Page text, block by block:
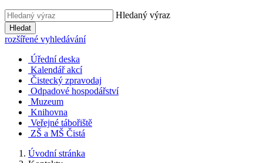
Hledaný výraz
Hledat
rozšířené vyhledávání
Úřední deska
Kalendář akcí
Čistecký zpravodaj
Odpadové hospodářství
Muzeum
Knihovna
Veřejné tábořiště
ZŠ a MŠ Čistá
Úvodní stránka